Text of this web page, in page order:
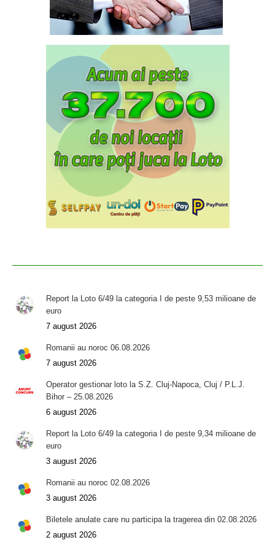
Report la Loto 6/49 la categoria I de peste 9,53 milioane de
euro
7 august 2026
Romanii au noroc 06.08.2026
7 august 2026
Operator gestionar loto la S.Z. Cluj-Napoca, Cluj / P.L.J.
Bihor – 25.08.2026
6 august 2026
Report la Loto 6/49 la categoria I de peste 9,34 milioane de
euro
3 august 2026
Romanii au noroc 02.08.2026
3 august 2026
Biletele anulate care nu participa la tragerea din 02.08.2026
2 august 2026